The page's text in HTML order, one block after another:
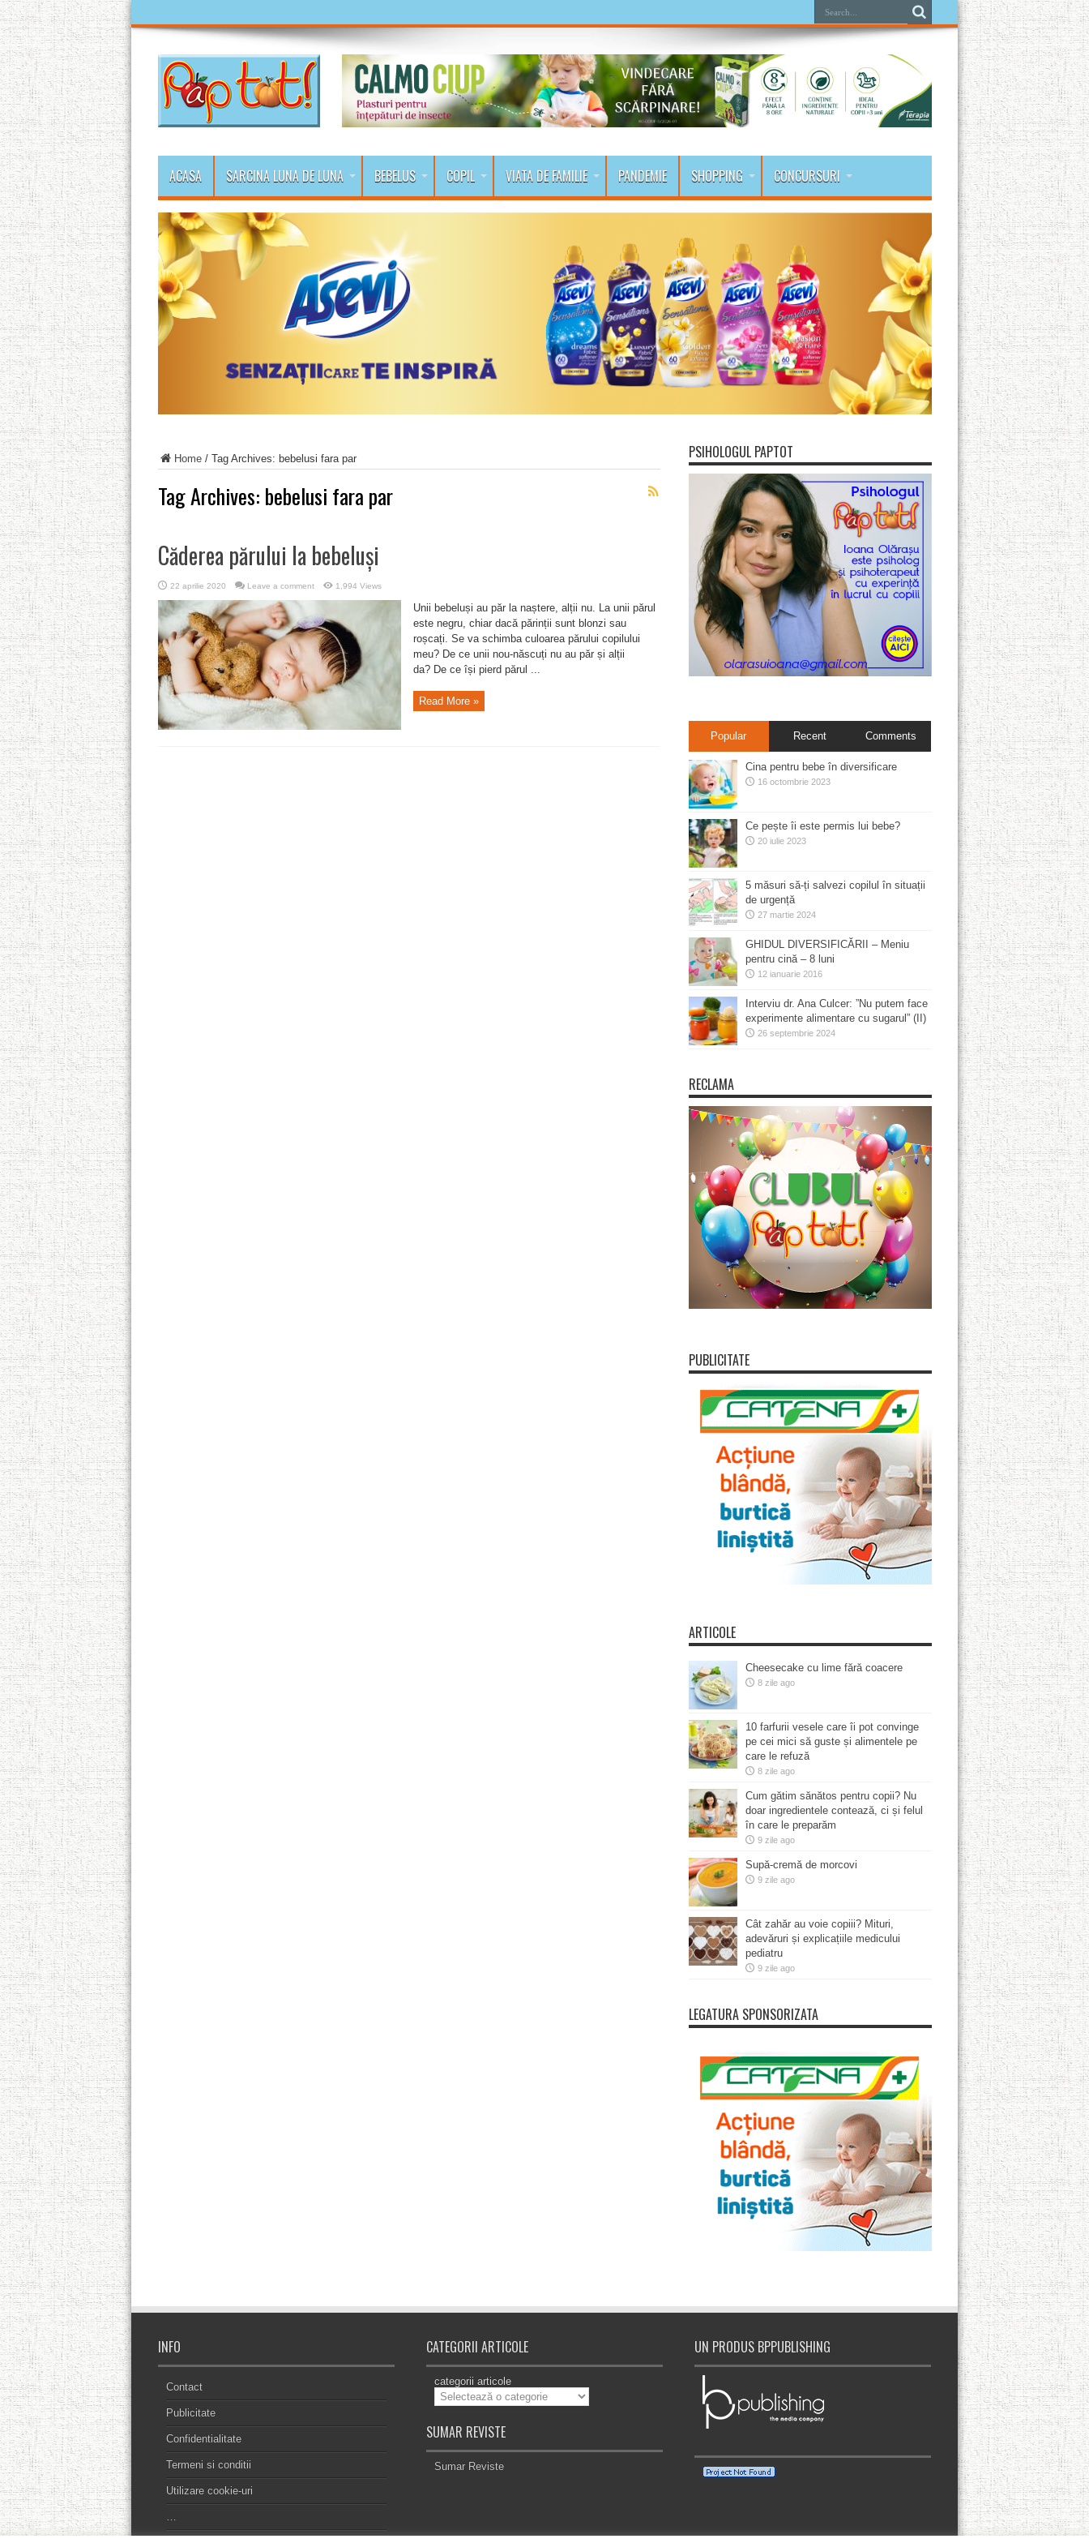
ACASA SARCINA LUNA DE LUNA BEBELUS COPIL VIATA DE FAMILIE PANDEMIE SHOPPING CONCURSURI
Home/ Tag Archives: bebelusi fara par
Tag Archives: bebelusi fara par
Căderea părului la bebeluși
22 aprilie 2020 Leave a comment 1,994 Views
Unii bebeluși au păr la naștere, alții nu. La unii părul
este negru, chiar dacă părinții sunt blonzi sau
roșcați. Se va schimba culoarea părului copilului
meu? De ce unii nou-născuți nu au păr și alții
da? De ce își pierd părul ...
Read More »
PSIHOLOGUL PAPTOT
Popular Recent Comments
Cina pentru bebe în diversificare
16 octombrie 2023
Ce pește îi este permis lui bebe?
20 iulie 2023
5 măsuri să-ți salvezi copilul în situații
de urgență
27 martie 2024
GHIDUL DIVERSIFICĂRII – Meniu
pentru cină – 8 luni
12 ianuarie 2016
Interviu dr. Ana Culcer: ”Nu putem face
experimente alimentare cu sugarul” (II)
26 septembrie 2024
RECLAMA
PUBLICITATE
ARTICOLE
Cheesecake cu lime fără coacere
8 zile ago
10 farfurii vesele care îi pot convinge
pe cei mici să guste și alimentele pe
care le refuză
8 zile ago
Cum gătim sănătos pentru copii? Nu
doar ingredientele contează, ci și felul
în care le preparăm
9 zile ago
Supă-cremă de morcovi
9 zile ago
Cât zahăr au voie copiii? Mituri,
adevăruri și explicațiile medicului
pediatru
9 zile ago
LEGATURA SPONSORIZATA
INFO
Contact
Publicitate
Confidentialitate
Termeni si conditii
Utilizare cookie-uri
…
CATEGORII ARTICOLE
categorii articole
SUMAR REVISTE
Sumar Reviste
UN PRODUS BPPUBLISHING